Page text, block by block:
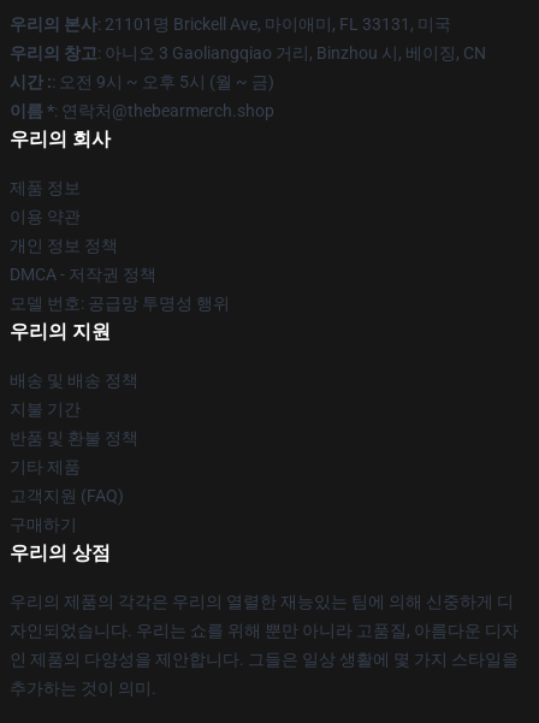
우리의 본사: 21101명 Brickell Ave, 마이애미, FL 33131, 미국
우리의 창고: 아니오 3 Gaoliangqiao 거리, Binzhou 시, 베이징, CN
시간 :: 오전 9시 ~ 오후 5시 (월 ~ 금)
이름 *: 연락처@thebearmerch.shop
우리의 회사
제품 정보
이용 약관
개인 정보 정책
DMCA - 저작권 정책
모델 번호: 공급망 투명성 행위
우리의 지원
배송 및 배송 정책
지불 기간
반품 및 환불 정책
기타 제품
고객지원 (FAQ)
구매하기
우리의 상점
우리의 제품의 각각은 우리의 열렬한 재능있는 팀에 의해 신중하게 디
자인되었습니다. 우리는 쇼를 위해 뿐만 아니라 고품질, 아름다운 디자
인 제품의 다양성을 제안합니다. 그들은 일상 생활에 몇 가지 스타일을
추가하는 것이 의미.